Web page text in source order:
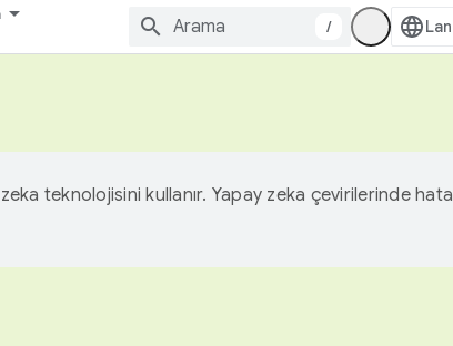
/
teknolojisini kullanır. Yapay zeka çevirilerinde hata